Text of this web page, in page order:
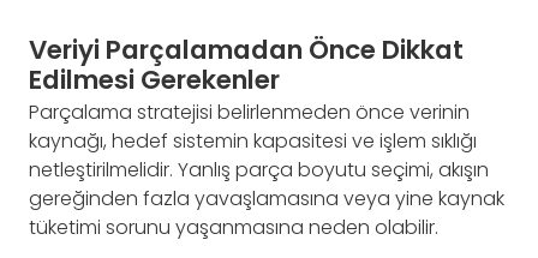
Veriyi Parçalamadan Önce Dikkat
Edilmesi Gerekenler
Parçalama stratejisi belirlenmeden önce verinin
kaynağı, hedef sistemin kapasitesi ve işlem sıklığı
netleştirilmelidir. Yanlış parça boyutu seçimi, akışın
gereğinden fazla yavaşlamasına veya yine kaynak
tüketimi sorunu yaşanmasına neden olabilir.